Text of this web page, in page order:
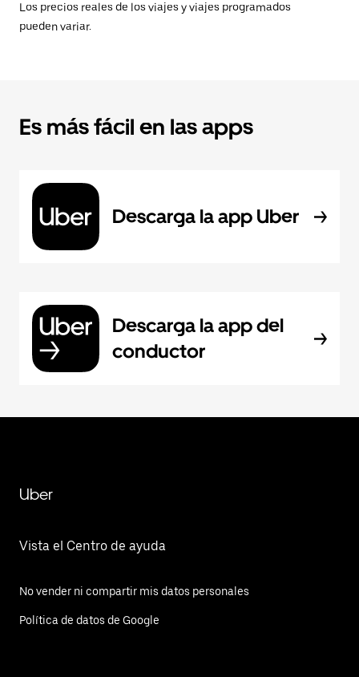
Los precios reales de los viajes y viajes programados
pueden variar.
Es más fácil en las apps
Descarga la app Uber
Descarga la app del
conductor
Uber
Vista el Centro de ayuda
No vender ni compartir mis datos personales
Política de datos de Google